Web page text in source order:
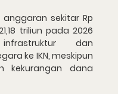
sekitar Rp
triliun pada 2026
dan
ke IKN, meskipun
kekurangan dana